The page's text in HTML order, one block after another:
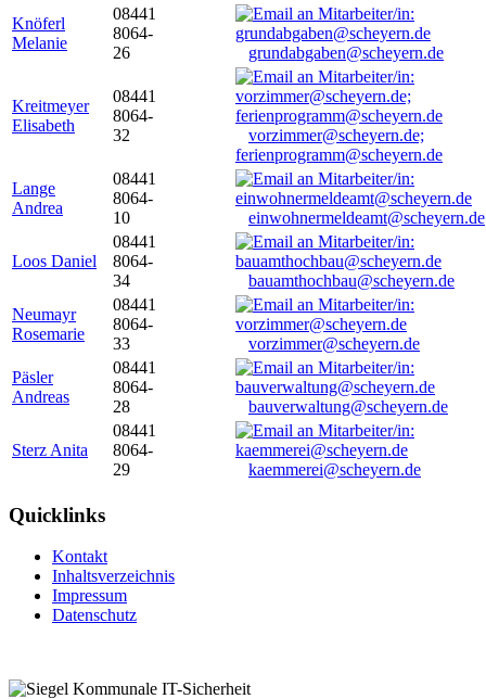
Knöferl
Melanie
08441
8064-
26
grundabgaben@scheyern.de
Kreitmeyer
Elisabeth
08441
8064-
32
vorzimmer@scheyern.de;
ferienprogramm@scheyern.de
Lange
Andrea
08441
8064-
10
einwohnermeldeamt@scheyern.de
Loos Daniel
08441
8064-
34
bauamthochbau@scheyern.de
Neumayr
Rosemarie
08441
8064-
33
vorzimmer@scheyern.de
Päsler
Andreas
08441
8064-
28
bauverwaltung@scheyern.de
Sterz Anita
08441
8064-
29
kaemmerei@scheyern.de
Quicklinks
Kontakt
Inhaltsverzeichnis
Impressum
Datenschutz